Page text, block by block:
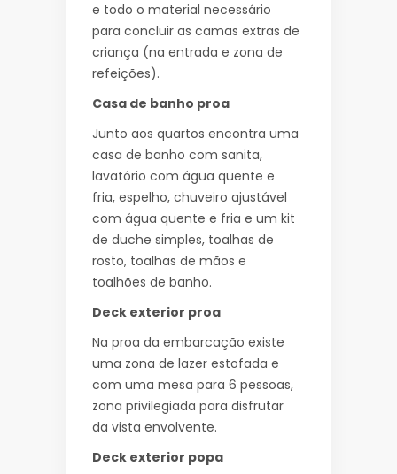
e todo o material necessário
para concluir as camas extras de
criança (na entrada e zona de
refeições).
Casa de banho proa
Junto aos quartos encontra uma
casa de banho com sanita,
lavatório com água quente e
fria, espelho, chuveiro ajustável
com água quente e fria e um kit
de duche simples, toalhas de
rosto, toalhas de mãos e
toalhões de banho.
Deck exterior proa
Na proa da embarcação existe
uma zona de lazer estofada e
com uma mesa para 6 pessoas,
zona privilegiada para disfrutar
da vista envolvente.
Deck exterior popa